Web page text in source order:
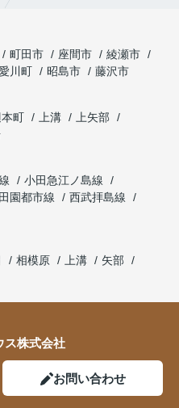
町田市 座間市
綾瀬市
川町 昭島市
藤沢市
町 上溝
上矢部
小田急江ノ島線
園都市線
西武拝島線
相模原 上溝
矢部
ス株式会社
お問い合わせ